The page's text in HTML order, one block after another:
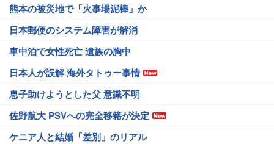
熊本の被災地で「火事場泥棒」か
日本郵便のシステム障害が解消
車中泊で女性死亡 遺族の胸中
日本人が誤解 海外タトゥー事情
息子助けようとした父 意識不明
佐野航大 PSVへの完全移籍が決定
ケニア人と結婚「差別」のリアル